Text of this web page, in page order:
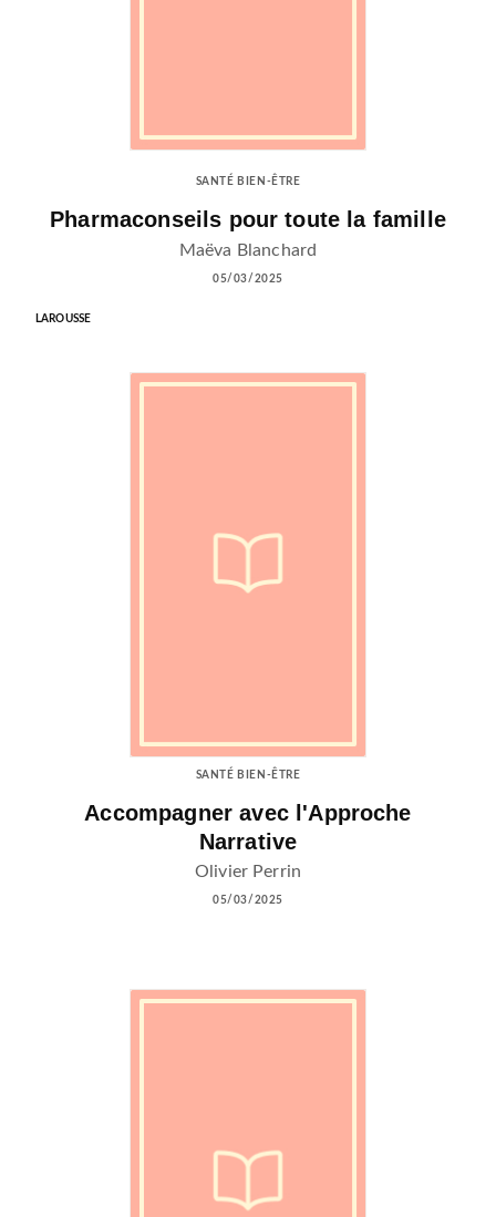
SANTÉ BIEN-ÊTRE
Pharmaconseils pour toute la famille
Maëva Blanchard
05/03/2025
LAROUSSE
SANTÉ BIEN-ÊTRE
Accompagner avec l'Approche
Narrative
Olivier Perrin
05/03/2025